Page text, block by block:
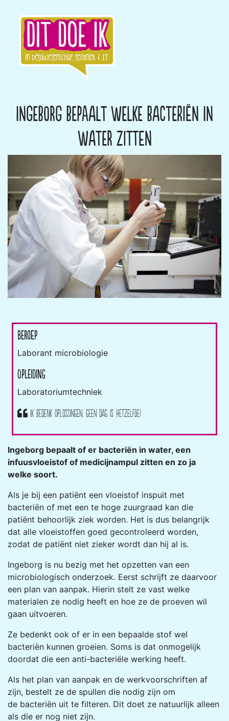
Ingeborg bepaalt welke bacteriën in
water zitten
Beroep
Laborant microbiologie
Opleiding
Laboratoriumtechniek
Ik bedenk oplossingen, geen dag is hetzelfde!
Ingeborg bepaalt of er bacteriën in water, een
infuusvloeistof of medicijnampul zitten en zo ja
welke soort.
Als je bij een patiënt een vloeistof inspuit met
bacteriën of met een te hoge zuurgraad kan die
patiënt behoorlijk ziek worden. Het is dus belangrijk
dat alle vloeistoffen goed gecontroleerd worden,
zodat de patiënt niet zieker wordt dan hij al is.
Ingeborg is nu bezig met het opzetten van een
microbiologisch onderzoek. Eerst schrijft ze daarvoor
een plan van aanpak. Hierin stelt ze vast welke
materialen ze nodig heeft en hoe ze de proeven wil
gaan uitvoeren.
Ze bedenkt ook of er in een bepaalde stof wel
bacteriën kunnen groeien. Soms is dat onmogelijk
doordat die een anti-bacteriële werking heeft.
Als het plan van aanpak en de werkvoorschriften af
zijn, bestelt ze de spullen die nodig zijn om
de bacteriën uit te filteren. Dit doet ze natuurlijk alleen
als die er nog niet zijn.